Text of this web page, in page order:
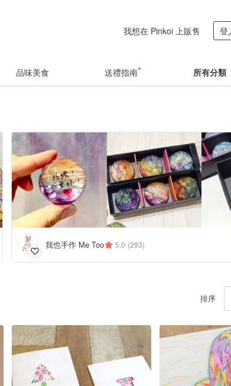
我想在 Pinkoi 上販售 登
品味美食 送禮指南 所有分類
我也手作 Me Too 5.0 (293)
排序